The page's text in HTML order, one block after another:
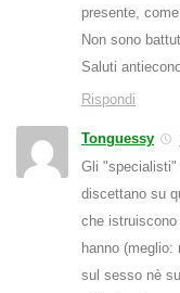
presente,
Non sono
Saluti
Rispondi
Tonguessy
Gli "specialisti"
discettano su
che
hanno (meglio:
sul sesso nè